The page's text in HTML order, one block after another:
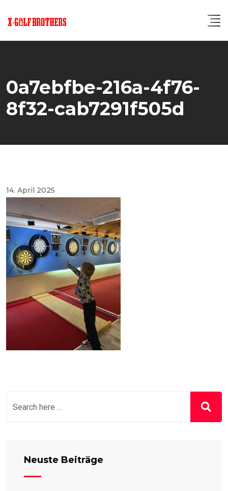
0a7ebfbe-216a-4f76-
8f32-cab7291f505d
14. April 2025
Neuste Beiträge